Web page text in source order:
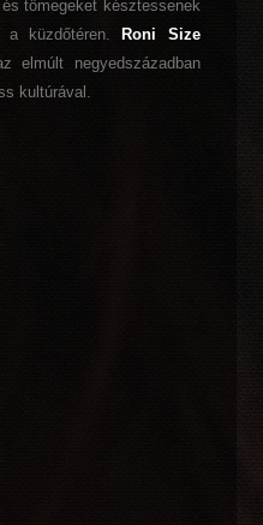
tömegeket késztessenek
a küzdőtéren.
Roni Size
elmúlt negyedszázadban
kultúrával.